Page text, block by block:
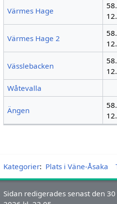
Värmes Hage
Värmes Hage 2
Vässlebacken
Wåtevalla
Ängen
Kategorier: Plats i Väne-Åsaka
Sidan redigerades senast den